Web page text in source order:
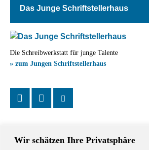
Wir schätzen Ihre Privatsphäre
Das Junge Schriftstellerhaus
Die Schreibwerkstatt für junge Talente
» zum Jungen Schriftstellerhaus